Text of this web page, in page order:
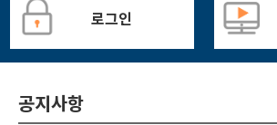
로그인
공지사항